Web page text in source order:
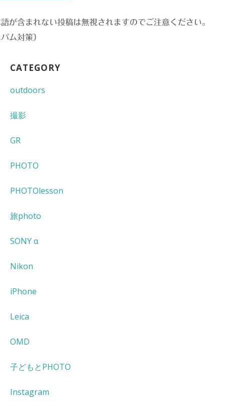
が含まれない投稿は無視されますのでご注意ください。
ム対策）
CATEGORY
outdoors
撮影
GR
PHOTO
PHOTOlesson
旅photo
SONY α
Nikon
iPhone
Leica
OMD
子どもとPHOTO
Instagram